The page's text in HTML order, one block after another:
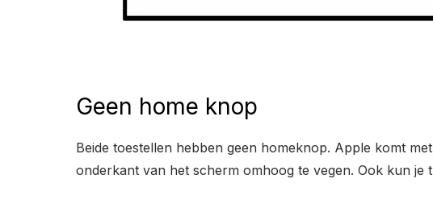
Geen home knop
Beide toestellen hebben geen homeknop. Apple komt
onderkant van het scherm omhoog te vegen. Ook kun